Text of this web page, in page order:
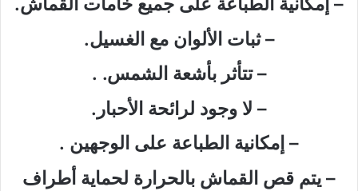
– ثبات الألوان مع الغسيل.
– تتأثر بأشعة الشمس. .
– لا وجود لرائحة الأحبار.
– إمكانية الطباعة على الوجهين .
– يتم قص القماش بالحرارة لحماية أطراف